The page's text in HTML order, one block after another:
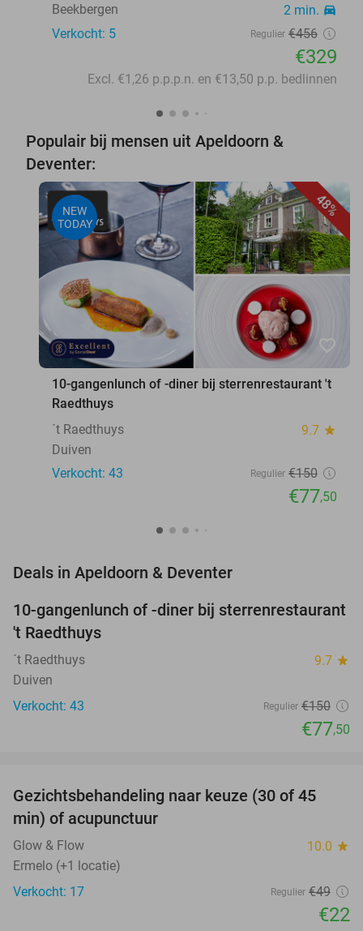
Beekbergen 2 min. directions_car
Verkocht: 5 Regulier €456
€329
Excl. €1,26 p.p.p.n. en €13,50 p.p. bedlinnen
Populair bij mensen uit Apeldoorn &
Deventer:
48%
NEW
TODAY
favorite_border
10-gangenlunch of -diner bij sterrenrestaurant 't
Raedthuys
´t Raedthuys
9.7 star
Duiven
Verkocht: 43
Regulier €150
€77,50
Deals in Apeldoorn & Deventer
48%
NEW
TODAY
10-gangenlunch of -diner bij sterrenrestaurant
't Raedthuys
´t Raedthuys 9.7 star
Duiven
Verkocht: 43
Regulier €150
€77,50
55%
TODAY
Gezichtsbehandeling naar keuze (30 of 45
min) of acupunctuur
Glow & Flow 10.0 star
Ermelo (+1 locatie)
Verkocht: 17
Regulier €49
€22